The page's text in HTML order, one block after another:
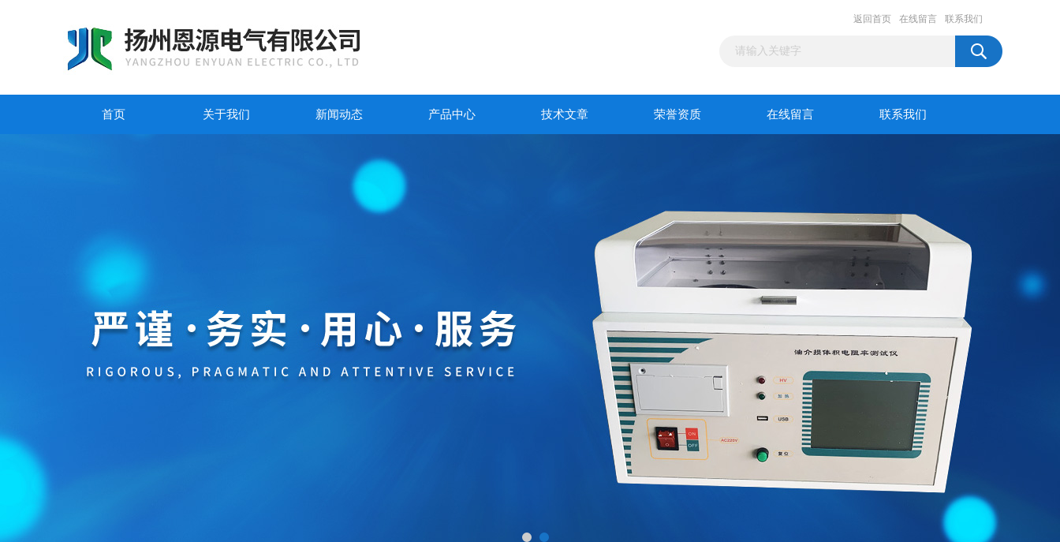
返回首页 在线留言 联系我们
首页 关于我们 新闻动态 产品中心 技术文章 荣誉资质 在线留言 联系我们